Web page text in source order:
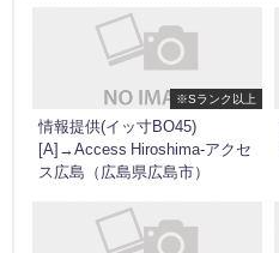
※Sランク以上
情報提供(イッ寸BO45)
[A]→Access Hiroshima-アクセ
ス広島（広島県広島市）